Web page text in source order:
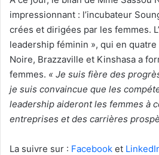
impressionnant : l’incubateur
crées et dirigées par les femmes.
leadership féminin », qui en
Noire, Brazzaville et Kinshasa a
femmes. « Je suis fière des
je suis convaincue que les
leadership aideront les femmes à
entreprises et des carrières
La suivre sur : Facebook et